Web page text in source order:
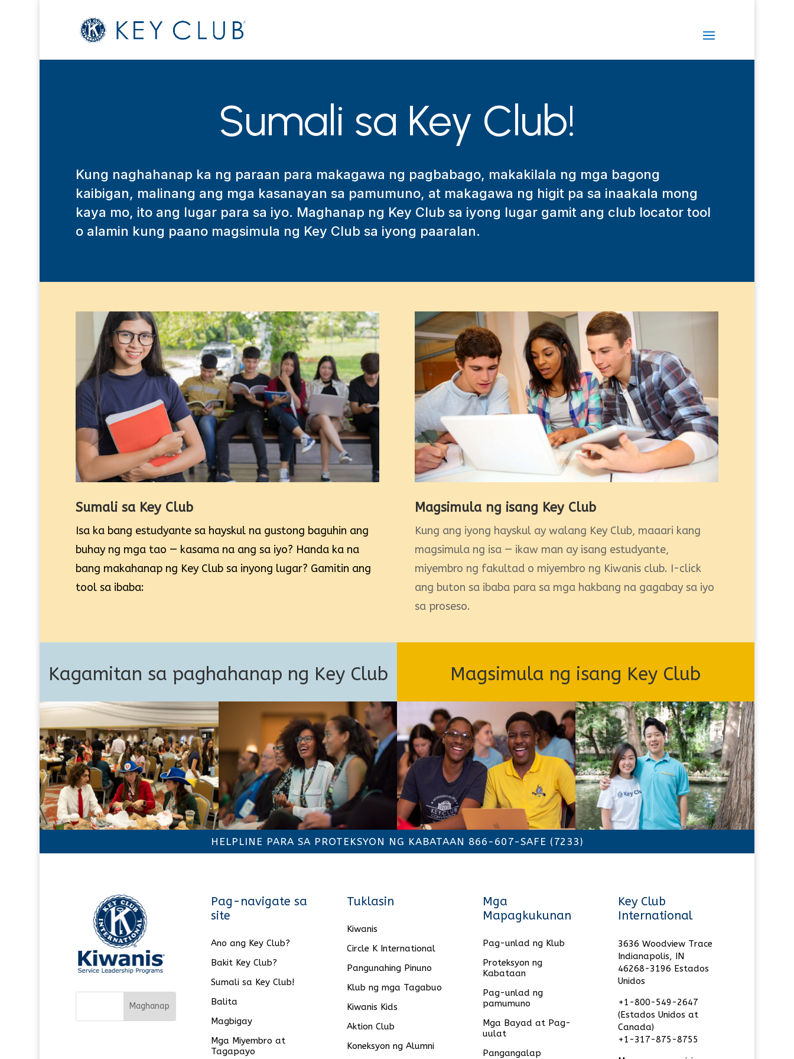
Sumali sa Key Club!
Kung naghahanap ka ng paraan para makagawa ng pagbabago, makakilala ng mga bagong
kaibigan, malinang ang mga kasanayan sa pamumuno, at makagawa ng higit pa sa inaakala mong
kaya mo, ito ang lugar para sa iyo. Maghanap ng Key Club sa iyong lugar gamit ang club locator tool
o alamin kung paano magsimula ng Key Club sa iyong paaralan.
Sumali sa Key Club
Isa ka bang estudyante sa hayskul na gustong baguhin ang
buhay ng mga tao — kasama na ang sa iyo? Handa ka na
bang makahanap ng Key Club sa inyong lugar? Gamitin ang
tool sa ibaba:
Magsimula ng isang Key Club
Kung ang iyong hayskul ay walang Key Club, maaari kang
magsimula ng isa — ikaw man ay isang estudyante,
miyembro ng fakultad o miyembro ng Kiwanis club. I-click
ang buton sa ibaba para sa mga hakbang na gagabay sa iyo
sa proseso.
Kagamitan sa paghahanap ng Key Club Magsimula ng isang Key Club
HELPLINE PARA SA PROTEKSYON NG KABATAAN 866-607-SAFE (7233)
Pag-navigate sa
site
Ano ang Key Club?
Bakit Key Club?
Sumali sa Key Club!
Balita
Magbigay
Mga Miyembro at
Tagapayo
Tuklasin
Kiwanis
Circle K International
Pangunahing Pinuno
Klub ng mga Tagabuo
Kiwanis Kids
Aktion Club
Koneksyon ng Alumni
Mga
Mapagkukunan
Pag-unlad ng Klub
Proteksyon ng
Kabataan
Pag-unlad ng
pamumuno
Mga Bayad at Pag-
uulat
Pangangalap
Key Club
International
3636 Woodview Trace
Indianapolis, IN
46268-3196 Estados
Unidos
+1-800-549-2647
(Estados Unidos at
Canada)
+1-317-875-8755